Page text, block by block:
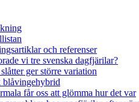
och referenser
vi tre svenska dagfjärilar?
ger större variation
blåvingehybrid
får oss att glömma hur det var